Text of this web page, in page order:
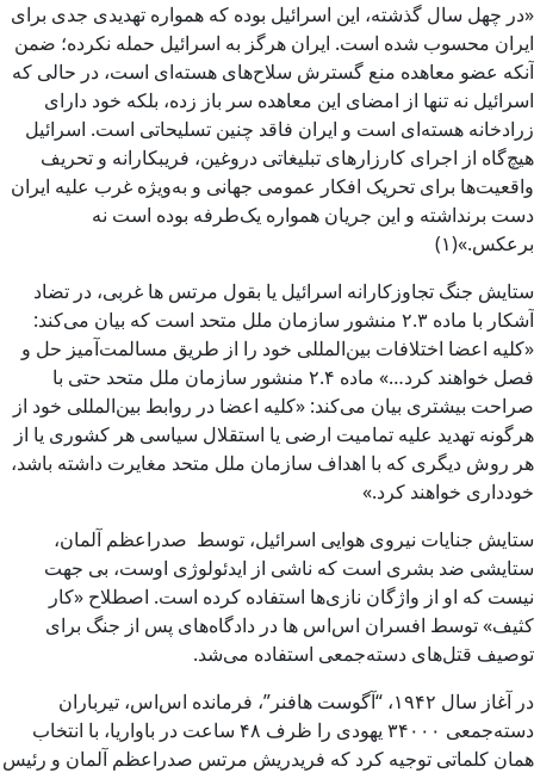
«در چهل سال گذشته، این اسرائیل بوده که همواره تهدیدی جدی برای
ایران محسوب شده است. ایران هرگز به اسرائیل حمله نکرده؛ ضمن
آنکه عضو معاهده منع گسترش سلاح‌های هسته‌ای است، در حالی که
اسرائیل نه تنها از امضای این معاهده سر باز زده، بلکه خود دارای
زرادخانه هسته‌ای است و ایران فاقد چنین تسلیحاتی است. اسرائیل
هیچ‌گاه از اجرای کارزارهای تبلیغاتی دروغین، فریبکارانه و تحریف
واقعیت‌ها برای تحریک افکار عمومی جهانی و به‌ویژه غرب علیه ایران
دست برنداشته و این جریان همواره یک‌طرفه بوده است نه
برعکس.»(۱)
ستایش جنگ تجاوزکارانه اسرائیل یا بقول مرتس ها غربی، در تضاد
آشکار با ماده ۲.۳ منشور سازمان ملل متحد است که بیان می‌کند:
«کلیه اعضا اختلافات بین‌المللی خود را از طریق مسالمت‌آمیز حل و
فصل خواهند کرد…» ماده ۲.۴ منشور سازمان ملل متحد حتی با
صراحت بیشتری بیان می‌کند: «کلیه اعضا در روابط بین‌المللی خود از
هرگونه تهدید علیه تمامیت ارضی یا استقلال سیاسی هر کشوری یا از
هر روش دیگری که با اهداف سازمان ملل متحد مغایرت داشته باشد،
خودداری خواهند کرد.»
ستایش جنایات نیروی هوایی اسرائیل، توسط صدراعظم آلمان،
ستایشی ضد بشری است که ناشی از ایدئولوژی اوست، بی جهت
نیست که او از واژگان نازی‌ها استفاده کرده است. اصطلاح «کار
کثیف» توسط افسران اس‌اس ها در دادگاه‌های پس از جنگ برای
توصیف قتل‌های دسته‌جمعی استفاده می‌شد.
در آغاز سال ۱۹۴۲، “آگوست هافنر”، فرمانده اس‌اس، تیرباران
دسته‌جمعی ۳۴۰۰۰ یهودی را ظرف ۴۸ ساعت در باواریا، با انتخاب
همان کلماتی توجیه کرد که فریدریش مرتس صدراعظم آلمان و رئیس